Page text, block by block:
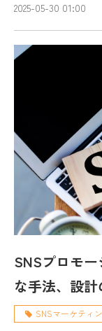
2025-05-30 01:00
SNSプロモ
な手法、設
SNSマーケティ